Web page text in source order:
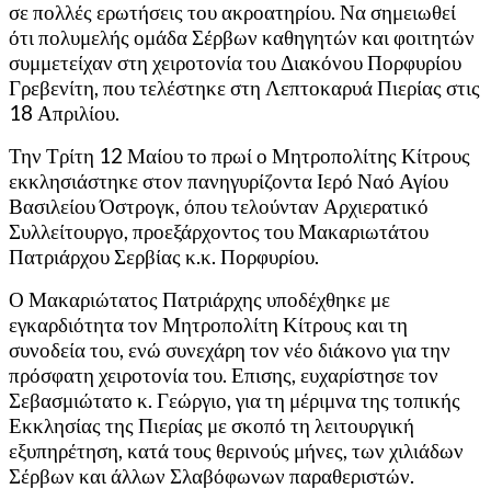
σε πολλές ερωτήσεις του ακροατηρίου. Να σημειωθεί
ότι πολυμελής ομάδα Σέρβων καθηγητών και φοιτητών
συμμετείχαν στη χειροτονία του Διακόνου Πορφυρίου
Γρεβενίτη, που τελέστηκε στη Λεπτοκαρυά Πιερίας στις
18 Απριλίου.
Την Τρίτη 12 Μαίου το πρωί ο Μητροπολίτης Κίτρους
εκκλησιάστηκε στον πανηγυρίζοντα Ιερό Ναό Αγίου
Βασιλείου Όστρογκ, όπου τελούνταν Αρχιερατικό
Συλλείτουργο, προεξάρχοντος του Μακαριωτάτου
Πατριάρχου Σερβίας κ.κ. Πορφυρίου.
Ο Μακαριώτατος Πατριάρχης υποδέχθηκε με
εγκαρδιότητα τον Μητροπολίτη Κίτρους και τη
συνοδεία του, ενώ συνεχάρη τον νέο διάκονο για την
πρόσφατη χειροτονία του. Επισης, ευχαρίστησε τον
Σεβασμιώτατο κ. Γεώργιο, για τη μέριμνα της τοπικής
Εκκλησίας της Πιερίας με σκοπό τη λειτουργική
εξυπηρέτηση, κατά τους θερινούς μήνες, των χιλιάδων
Σέρβων και άλλων Σλαβόφωνων παραθεριστών.